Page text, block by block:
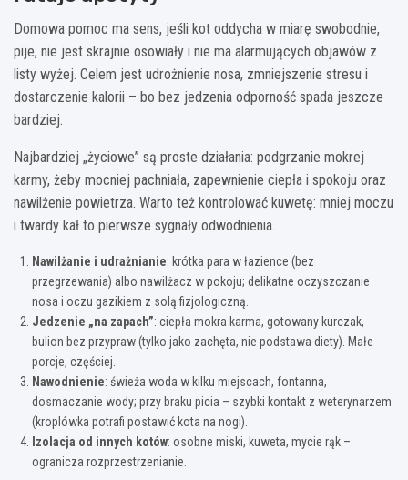
Domowa pomoc ma sens, jeśli kot oddycha w miarę swobodnie,
pije, nie jest skrajnie osowiały i nie ma alarmujących objawów z
listy wyżej. Celem jest udrożnienie nosa, zmniejszenie stresu i
dostarczenie kalorii – bo bez jedzenia odporność spada jeszcze
bardziej.
Najbardziej „życiowe” są proste działania: podgrzanie mokrej
karmy, żeby mocniej pachniała, zapewnienie ciepła i spokoju oraz
nawilżenie powietrza. Warto też kontrolować kuwetę: mniej moczu
i twardy kał to pierwsze sygnały odwodnienia.
Nawilżanie i udrażnianie: krótka para w łazience (bez
przegrzewania) albo nawilżacz w pokoju; delikatne oczyszczanie
nosa i oczu gazikiem z solą fizjologiczną.
Jedzenie „na zapach”: ciepła mokra karma, gotowany kurczak,
bulion bez przypraw (tylko jako zachęta, nie podstawa diety). Małe
porcje, częściej.
Nawodnienie: świeża woda w kilku miejscach, fontanna,
dosmaczanie wody; przy braku picia – szybki kontakt z weterynarzem
(kroplówka potrafi postawić kota na nogi).
Izolacja od innych kotów: osobne miski, kuweta, mycie rąk –
ogranicza rozprzestrzenianie.